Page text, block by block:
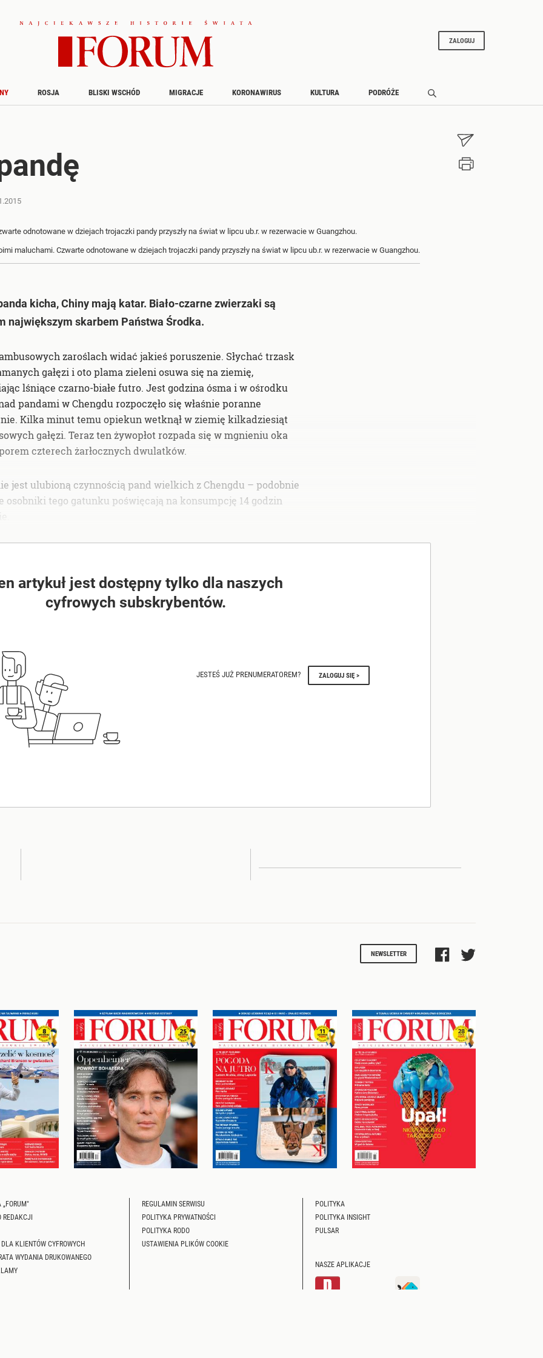
ZALOGUJ
ROSJA BLISKI WSCHÓD MIGRACJE KORONAWIRUS KULTURA PODRÓŻE
maluchami. Czwarte odnotowane w dziejach trojaczki pandy przyszły na świat w lipcu ub.r. w rezerwacie w Guangzhou.
kicha, Chiny mają katar. Biało-czarne zwierzaki są
największym skarbem Państwa Środka.
zaroślach widać jakieś poruszenie. Słychać trzask
gałęzi i oto plama zieleni osuwa się na ziemię,
lśniące czarno-białe futro. Jest godzina ósma i w ośrodku
pandami w Chengdu rozpoczęło się właśnie poranne
Kilka minut temu opiekun wetknął w ziemię kilkadziesiąt
gałęzi. Teraz ten żywopłot rozpada się w mgnieniu oka
czterech żarłocznych dwulatków.
jest ulubioną czynnością pand wielkich z Chengdu – podobnie
osobniki tego gatunku poświęcają na konsumpcję 14 godzin
artykuł jest dostępny tylko dla naszych
cyfrowych subskrybentów.
JESTEŚ JUŻ PRENUMERATOREM? ZALOGUJ SIĘ >
NEWSLETTER
REDAKCJI
KLIENTÓW CYFROWYCH
WYDANIA DRUKOWANEGO
REGULAMIN SERWISU
POLITYKA PRYWATNOŚCI
POLITYKA RODO
USTAWIENIA PLIKÓW COOKIE
POLITYKA
POLITYKA INSIGHT
PULSAR
NASZE APLIKACJE